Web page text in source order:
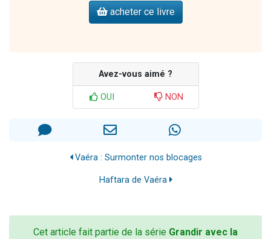
acheter ce livre
Avez-vous aimé ?
OUI NON
Vaéra : Surmonter nos blocages
Haftara de Vaéra
Cet article fait partie de la série Grandir avec la